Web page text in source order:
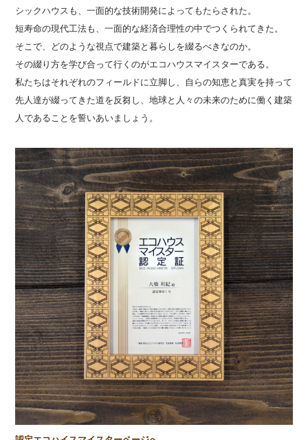
シックハウスも、一面的な技術開発によってもたらされた。
短寿命の現代工法も、一面的な経済合理性の中でつくられてきた。
そこで、どのような視点で建築と暮らしを綴るべきなのか。
その綴り方を学び合って行くのがエコハウスマイスターである。
私たちはそれぞれのフィールドに立脚し、自らの知恵と真実を持って
先人達が綴ってきた道を反芻し、地球と人々の未来のために働く建築
人であることを誓いあいましょう。